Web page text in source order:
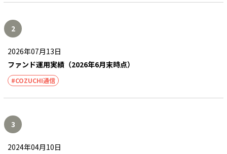
2
2026年07月13日
ファンド運用実績（2026年6月末時点）
#COZUCHI通信
3
2024年04月10日